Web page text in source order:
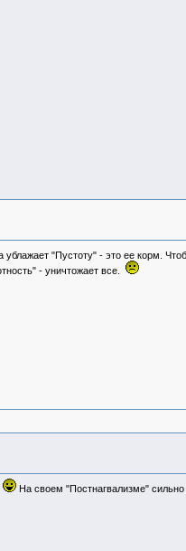
ублажает "Пустоту" - это ее корм.
- уничтожает все.
На своем "Постнагвализме" сильно